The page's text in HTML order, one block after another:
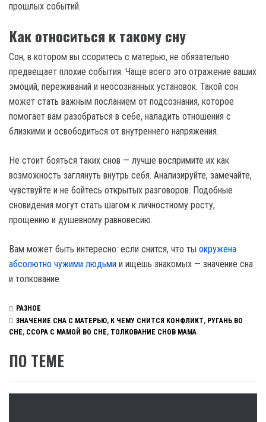
прошлых событий.
Как относиться к такому сну
Сон, в котором вы ссоритесь с матерью, не обязательно
предвещает плохие события. Чаще всего это отражение ваших
эмоций, переживаний и неосознанных установок. Такой сон
может стать важным посланием от подсознания, которое
помогает вам разобраться в себе, наладить отношения с
близкими и освободиться от внутреннего напряжения.
Не стоит бояться таких снов — лучше воспримите их как
возможность заглянуть внутрь себя. Анализируйте, замечайте,
чувствуйте и не бойтесь открытых разговоров. Подобные
сновидения могут стать шагом к личностному росту,
прощению и душевному равновесию.
Вам может быть интересно: если снится, что ты окружена
абсолютно чужими людьми и ищешь знакомых — значение сна
и толкование
РАЗНОЕ
ЗНАЧЕНИЕ СНА С МАТЕРЬЮ, К ЧЕМУ СНИТСЯ КОНФЛИКТ, РУГАНЬ ВО
СНЕ, ССОРА С МАМОЙ ВО СНЕ, ТОЛКОВАНИЕ СНОВ МАМА
ПО ТЕМЕ